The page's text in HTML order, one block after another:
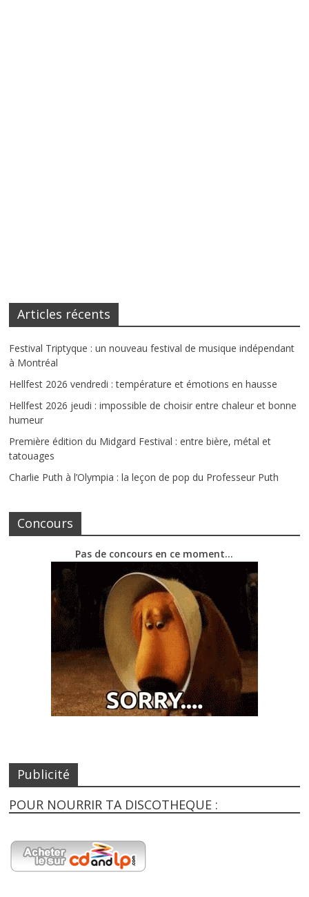
Articles récents
Festival Triptyque : un nouveau festival de musique indépendant
à Montréal
Hellfest 2026 vendredi : température et émotions en hausse
Hellfest 2026 jeudi : impossible de choisir entre chaleur et bonne
humeur
Première édition du Midgard Festival : entre bière, métal et
tatouages
Charlie Puth à l’Olympia : la leçon de pop du Professeur Puth
Concours
Pas de concours en ce moment…
Publicité
POUR NOURRIR TA DISCOTHEQUE :